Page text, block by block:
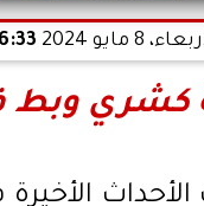
8 مايو 2024 06:33
كشري وبط
الأحداث